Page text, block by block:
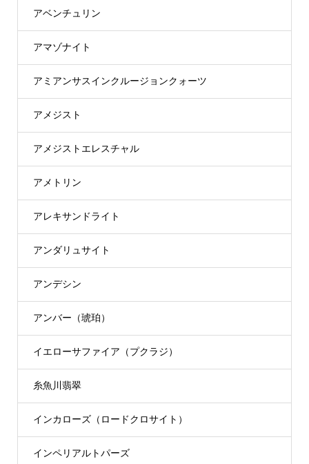
アベンチュリン
アマゾナイト
アミアンサスインクルージョンクォーツ
アメジスト
アメジストエレスチャル
アメトリン
アレキサンドライト
アンダリュサイト
アンデシン
アンバー（琥珀）
イエローサファイア（プクラジ）
糸魚川翡翠
インカローズ（ロードクロサイト）
インペリアルトパーズ